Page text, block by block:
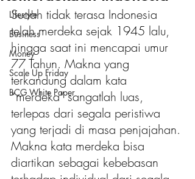
Lifestyle
Business
Money
Scale Up Friday
BCG White Paper
Sudah tidak terasa Indonesia
telah merdeka sejak 1945 lalu,
hingga saat ini mencapai umur
77 Tahun. Makna yang
terkandung dalam kata
“merdeka” sangatlah luas,
terlepas dari segala peristiwa
yang terjadi di masa penjajahan.
Makna kata merdeka bisa
diartikan sebagai kebebasan